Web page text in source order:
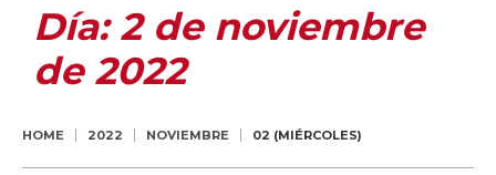
Día:2 de noviembre
de 2022
HOME 2022 NOVIEMBRE 02 (MIÉRCOLES)